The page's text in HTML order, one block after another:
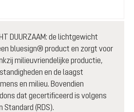
DUURZAAM: de lichtgewicht
bluesign® product en zorgt voor
milieuvriendelijke productie,
en de laagst
en milieu. Bovendien
dat gecertificeerd is volgens
Standard (RDS).